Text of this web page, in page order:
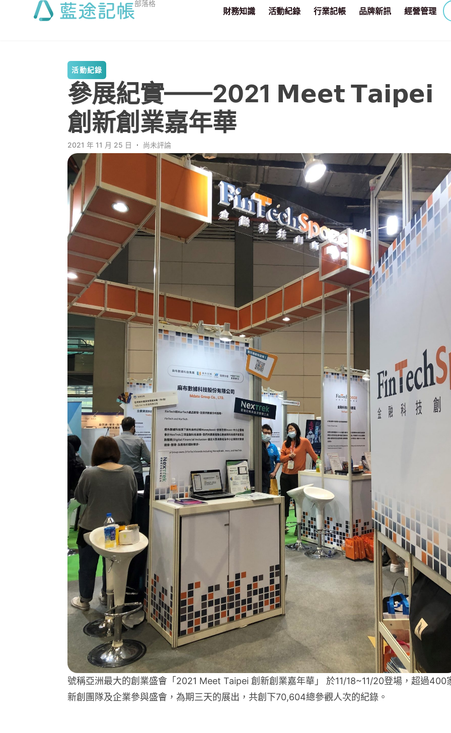
部落格
財務知識 活動紀錄 行業記帳 品牌新訊 經營管理
活動紀錄
參展紀實——2021 𝗠𝗲𝗲𝘁 𝗧𝗮𝗶𝗽𝗲𝗶
創新創業嘉年華
2021 年 11 月 25 日 ． 尚未評論
號稱亞洲最大的創業盛會「2021 Meet Taipei 創新創業嘉年華」 於11/18~11/20登場，超過400
新創團隊及企業參與盛會，為期三天的展出，共創下70,604總參觀人次的紀錄。